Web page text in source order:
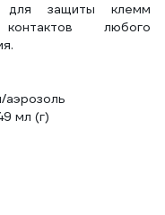
защиты клемм
любого
аэрозоль
мл (г)